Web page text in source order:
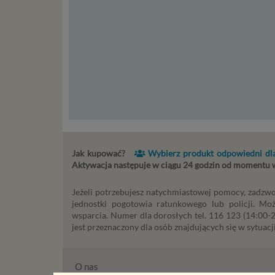
Jak kupować? Wybierz produkt odpowiedni
Aktywacja następuje w ciągu 24 godzin od momentu
Jeżeli potrzebujesz natychmiastowej pomocy,
jednostki pogotowia ratunkowego lub policji.
wsparcia. Numer dla dorosłych tel. 116 123 (14:00-
jest przeznaczony dla osób znajdujących się w
O nas
Dane
takimi
mogą
kilka